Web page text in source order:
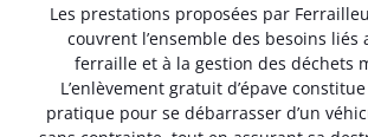
Les prestations proposées par
couvrent l’ensemble des besoins liés
ferraille et à la gestion des déchets
L’enlèvement gratuit d’épave
pratique pour se débarrasser d’un